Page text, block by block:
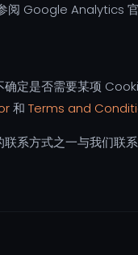
Google Analytics 官
定是否需要某项
和 Terms and
系方式之一与我们联系